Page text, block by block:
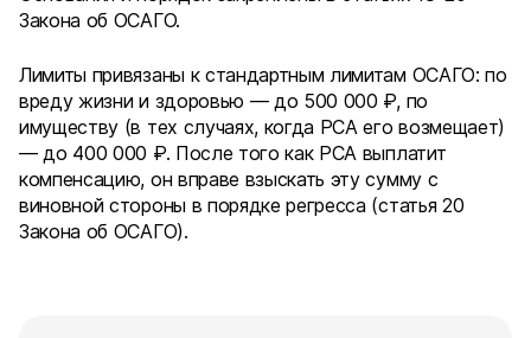
Закона об ОСАГО.
Лимиты привязаны к стандартным лимитам ОСАГО: по
вреду жизни и здоровью — до 500 000 ₽, по
имуществу (в тех случаях, когда РСА его возмещает)
— до 400 000 ₽. После того как РСА выплатит
компенсацию, он вправе взыскать эту сумму с
виновной стороны в порядке регресса (статья 20
Закона об ОСАГО).